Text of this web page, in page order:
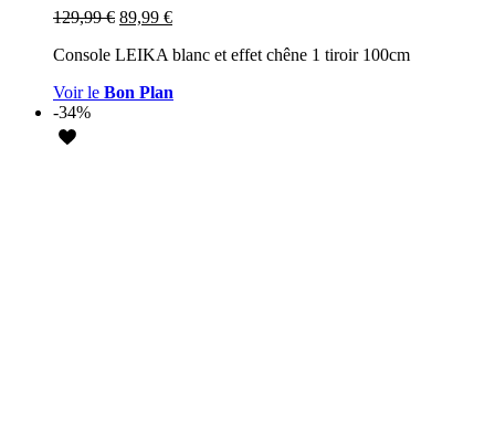
129,99€ 89,99 €
Console LEIKA blanc et effet chêne 1 tiroir 100cm
Voir le Bon Plan
-34%